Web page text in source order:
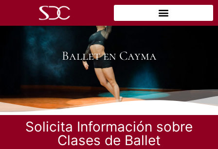
Ballet en Cayma
Solicita Información sobre
Clases de Ballet